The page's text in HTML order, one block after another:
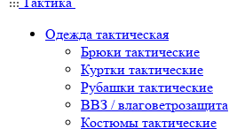
Одежда тактическая
Брюки тактические
Куртки тактические
Рубашки тактические
ВВЗ / влаговетрозащита
Костюмы тактические